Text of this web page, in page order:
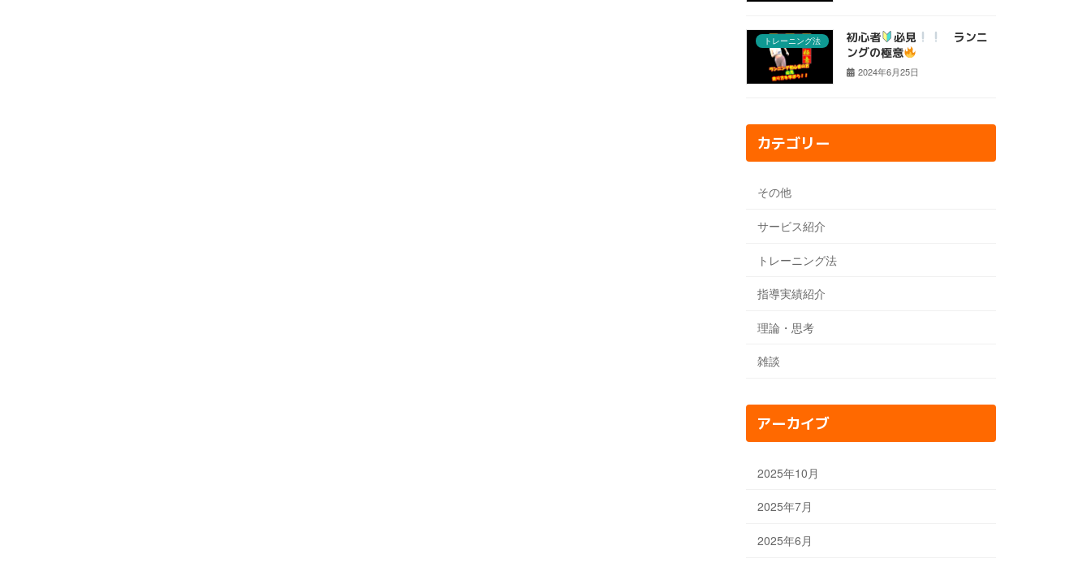
トレーニング法 初心者 必見
ランニ
ングの極意
2024年6月25日
カテゴリー
その他
サービス紹介
トレーニング法
指導実績紹介
理論・思考
雑談
アーカイブ
2025年10月
2025年7月
2025年6月